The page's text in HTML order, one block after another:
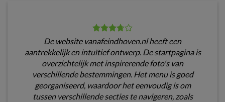
De website vanafeindhoven.nl heeft een
aantrekkelijk en intuïtief ontwerp. De startpagina is
overzichtelijk met inspirerende foto's van
verschillende bestemmingen. Het menu is goed
georganiseerd, waardoor het eenvoudig is om
tussen verschillende secties te navigeren, zoals